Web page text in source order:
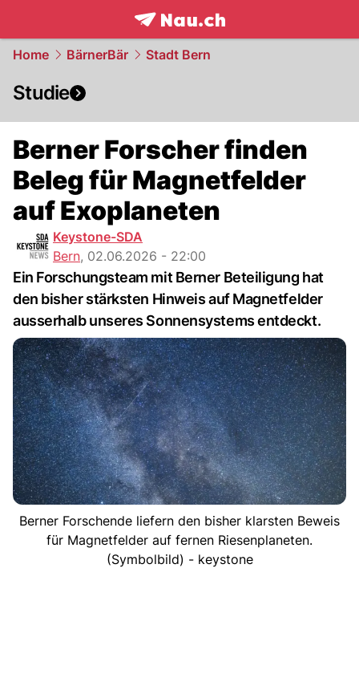
frontpage.NAU.ch
Home BärnerBär Stadt Bern
Studie
Berner Forscher finden
Beleg für Magnetfelder
auf Exoplaneten
Keystone-SDA
Bern, 02.06.2026 - 22:00
Ein Forschungsteam mit Berner Beteiligung hat
den bisher stärksten Hinweis auf Magnetfelder
ausserhalb unseres Sonnensystems entdeckt.
Berner Forschende liefern den bisher klarsten Beweis
für Magnetfelder auf fernen Riesenplaneten.
(Symbolbild) - keystone